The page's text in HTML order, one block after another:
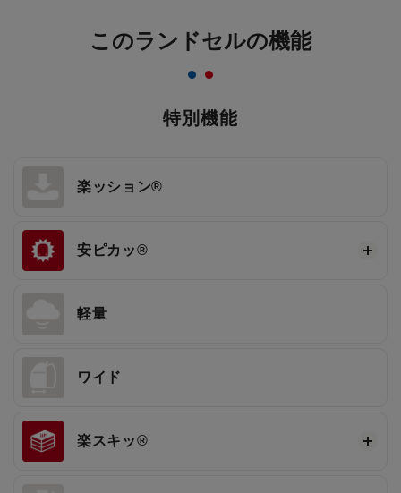
このランドセルの機能
特別機能
楽ッション®
安ピカッ®
軽量
ワイド
楽スキッ®